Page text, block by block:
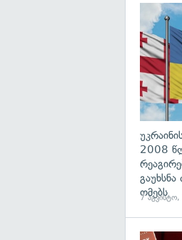
2008
ომებს
7